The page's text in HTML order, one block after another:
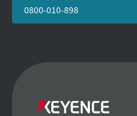
0800-010-898